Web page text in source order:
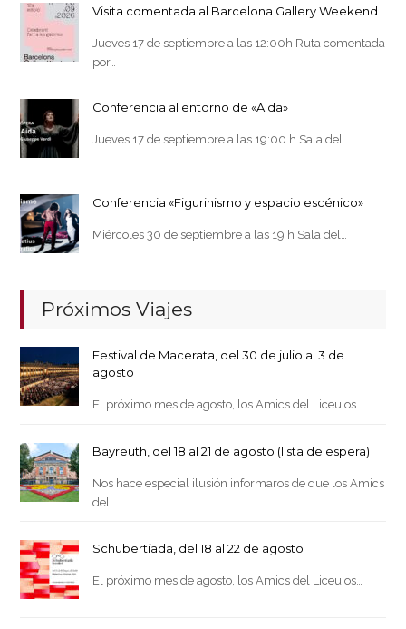
Visita comentada al Barcelona Gallery Weekend
Jueves 17 de septiembre a las 12:00h Ruta comentada
por…
Conferencia al entorno de «Aida»
Jueves 17 de septiembre a las 19:00 h Sala del…
Conferencia «Figurinismo y espacio escénico»
Miércoles 30 de septiembre a las 19 h Sala del…
Próximos Viajes
Festival de Macerata, del 30 de julio al 3 de
agosto
El próximo mes de agosto, los Amics del Liceu os…
Bayreuth, del 18 al 21 de agosto (lista de espera)
Nos hace especial ilusión informaros de que los Amics
del…
Schubertíada, del 18 al 22 de agosto
El próximo mes de agosto, los Amics del Liceu os…